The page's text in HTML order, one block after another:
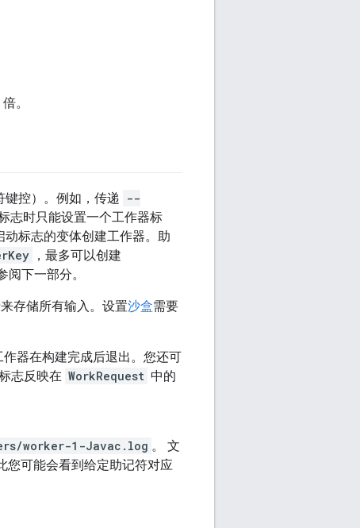
。
控）。例如，传递 --
志时只能设置一个工作器标
标志的变体创建工作器。助
，最多可以创建
下一部分。
存储所有输入。设置沙盒需要
器在构建完成后退出。您还可
志反映在 WorkRequest 中的
worker-1-Javac.log 。 文
您可能会看到给定助记符对应